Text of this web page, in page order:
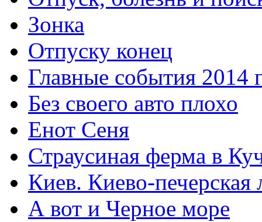
Зонка
Отпуску конец
Главные события 2014
Без своего авто плохо
Енот Сеня
Страусиная ферма в
Киев. Киево-печерская
А вот и Черное море